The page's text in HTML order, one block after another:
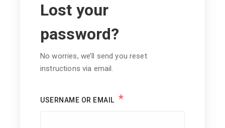
Lost your
password?
No worries, we’ll send you reset
instructions via email.
USERNAME OR EMAIL *